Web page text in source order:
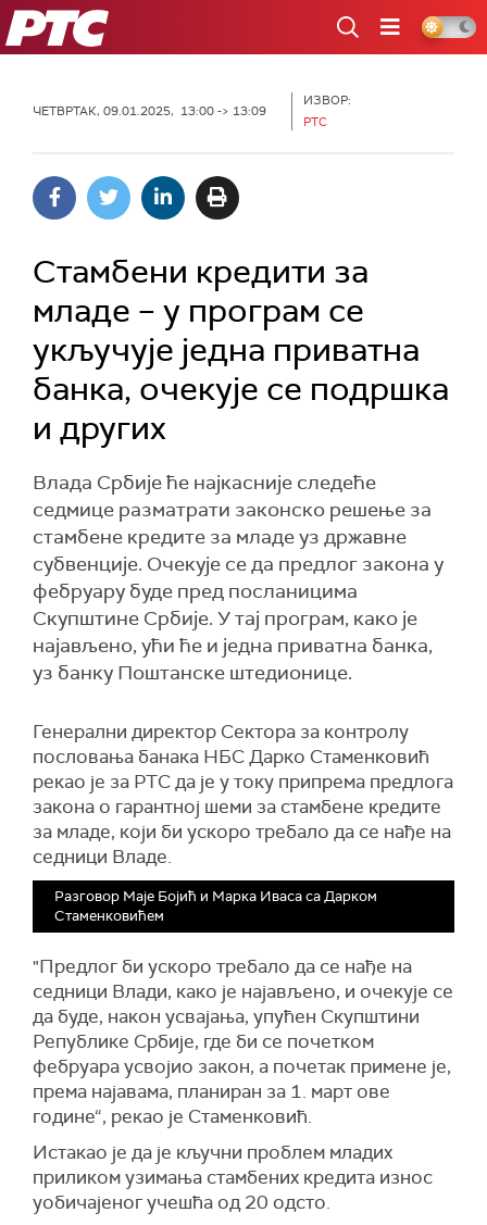
РТС
ЧЕТВРТАК, 09.01.2025, 13:00 -> 13:09
ИЗВОР:
РТС
Стамбени кредити за
младе – у програм се
укључује једна приватна
банка, очекује се подршка
и других
Влада Србије ће најкасније следеће
седмице разматрати законско решење за
стамбене кредите за младе уз државне
субвенције. Очекује се да предлог закона у
фебруару буде пред посланицима
Скупштине Србије. У тај програм, како је
најављено, ући ће и једна приватна банка,
уз банку Поштанске штедионице.
Генерални директор Сектора за контролу
пословања банака НБС Дарко Стаменковић
рекао је за РТС да је у току припрема предлога
закона о гарантној шеми за стамбене кредите
за младе, који би ускоро требало да се нађе на
седници Владе.
Разговор Маје Бојић и Марка Иваса са Дарком
Стаменковићем
"Предлог би ускоро требало да се нађе на
седници Влади, како је најављено, и очекује се
да буде, након усвајања, упућен Скупштини
Републике Србије, где би се почетком
фебруара усвојио закон, а почетак примене је,
према најавама, планиран за 1. март ове
године“, рекао је Стаменковић.
Истакао је да је кључни проблем младих
приликом узимања стамбених кредита износ
уобичајеног учешћа од 20 одсто.